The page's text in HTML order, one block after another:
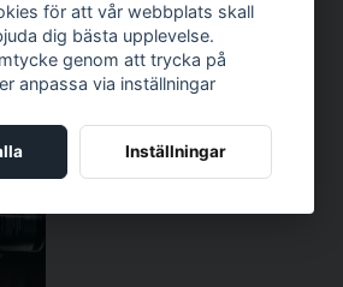
XTREME Wonder Wash Glove
för att vår webbplats skall
dig bästa upplevelse.
genom att trycka på
anpassa via inställningar
Inställningar